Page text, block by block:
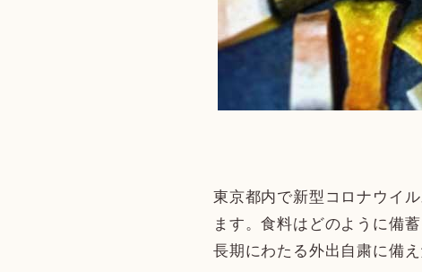
東京都内で新型コロナウイ
ます。食料はどのように備
長期にわたる外出自粛に備